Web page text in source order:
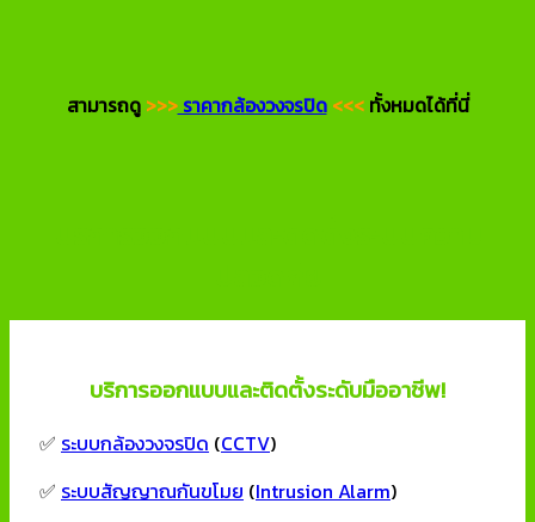
สามารถดู >>>ราคากล้องวงจรปิด <<<ทั้งหมดได้ที่นี่
บริการออกแบบและติดตั้งระดับมืออาชีพ!
✅ ระบบกล้องวงจรปิด (CCTV)
✅ ระบบสัญญาณกันขโมย (Intrusion Alarm)